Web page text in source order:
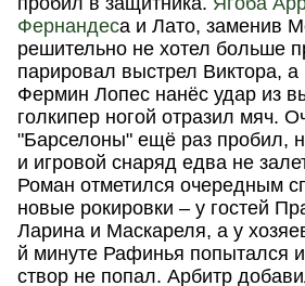
Фернандеса и Лато, заменив
решительно не хотел больше
парировал выстрел Виктора,
Фермин Лопес нанёс удар из
голкипер ногой отразил мяч.
"Барселоны" ещё раз пробил,
и игровой снаряд едва не
Роман отметился очередным
новые рокировки – у гостей
Ларина и Маскареля, а у
й минуте Рафинья попытался
створ не попал. Арбитр